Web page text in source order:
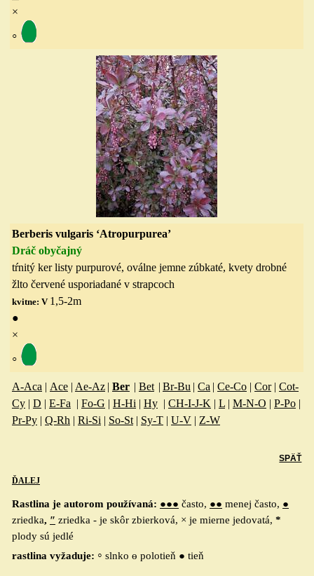
×
◦
Berberis vulgaris ‘Atropurpurea’
Dráč obyčajný
tŕnitý kerlisty purpurové, oválne jemne zúbkaté, kvety drobné
žlto červené usporiadané v strapcoch
kvitne: V 1,5-2m
●
×
◦
A-Aca | Ace | Ae-Az | Ber | Bet | Br-Bu | Ca | Ce-Co | Cor | Cot-
Cy | D | E-Fa | Fo-G | H-Hi | Hy | CH-I-J-K | L | M-N-O | P-Po |
Pr-Py | Q-Rh | Ri-Si | So-St | Sy-T | U-V | Z-W
SPÄŤ
ĎALEJ
Rastlina je autorom používaná: ●●● často, ●● menej často, ●
zriedka, ″ zriedka - je skôr zbierková, × je mierne jedovatá, *
plody sú jedlé
rastlina vyžaduje: ◦ slnko ө polotieň ● tieň